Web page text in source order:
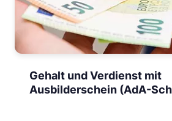
Gehalt und Verdienst mit
Ausbilderschein (AdA-